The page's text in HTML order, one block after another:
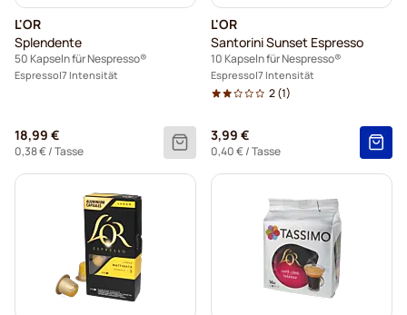
L'OR
Splendente
50 Kapseln für Nespresso®
Espresso 7 Intensität
18,99 €
0,38 €/ Tasse
L'OR
Santorini Sunset Espresso
10 Kapseln für Nespresso®
Espresso 7 Intensität
2(1)
3,99 €
0,40 €/ Tasse